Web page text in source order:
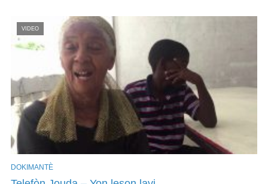
VIDEO
DOKIMANTÈ